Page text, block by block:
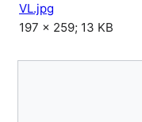
VL.jpg
197 × 259; 13 KB